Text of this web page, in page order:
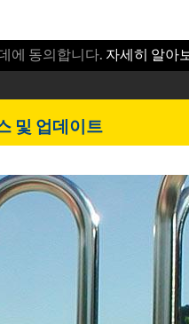
에 동의합니다. 자세히 알아
및 업데이트